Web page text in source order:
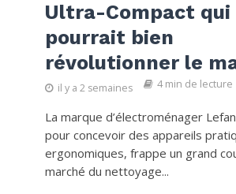
Ultra-Compact qui
pourrait bien
révolutionner le
il y a 2 semaines 4 min de lecture
La marque d’électroménager
pour concevoir des appareils
ergonomiques, frappe un grand
marché du nettoyage...